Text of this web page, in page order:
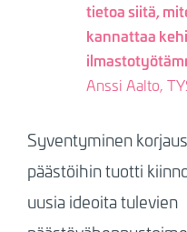
tietoa siitä,
kannattaa
Anssi Aalto,
Syventyminen
päästöihin tuotti
uusia ideoita tulevien